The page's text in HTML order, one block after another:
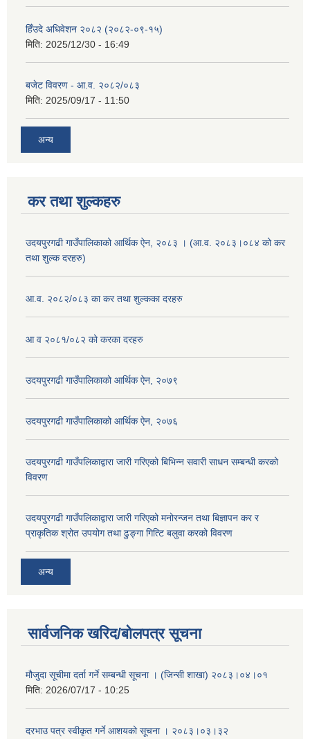
हिँउदे अधिवेशन २०८२ (२०८२-०९-१५)
मिति: 2025/12/30 - 16:49
बजेट विवरण - आ.व. २०८२/०८३
मिति: 2025/09/17 - 11:50
अन्य
कर तथा शुल्कहरु
उदयपुरगढी गाउँपालिकाको आर्थिक ऐन, २०८३ । (आ.व. २०८३।०८४ को कर
तथा शुल्क दरहरु)
आ.व. २०८२/०८३ का कर तथा शुल्कका दरहरु
आ व २०८१/०८२ को करका दरहरु
उदयपुरगढी गाउँपालिकाको आर्थिक ऐन, २०७९
उदयपुरगढी गाउँपालिकाको आर्थिक ऐन, २०७६
उदयपुरगढी गाउँपलिकाद्वारा जारी गरिएको बिभिन्न सवारी साधन सम्बन्धी करको
विवरण
उदयपुरगढी गाउँपलिकाद्वारा जारी गरिएको मनोरन्जन तथा बिज्ञापन कर र
प्राकृतिक श्रोत उपयोग तथा ढुङ्गा गित्टि बलुवा करको विवरण
अन्य
सार्वजनिक खरिद/बोलपत्र सूचना
मौजुदा सूचीमा दर्ता गर्ने सम्बन्धी सूचना । (जिन्सी शाखा) २०८३।०४।०१
मिति: 2026/07/17 - 10:25
दरभाउ पत्र स्वीकृत गर्ने आशयको सूचना । २०८३।०३।३२